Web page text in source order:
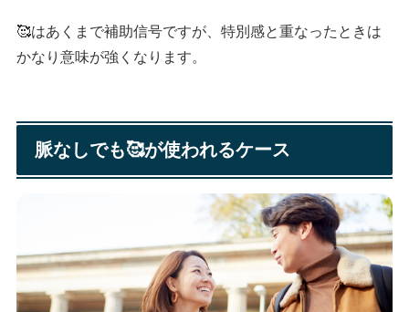
🥰はあくまで補助信号ですが、特別感と重なったときは
かなり意味が強くなります。
脈なしでも🥰が使われるケース